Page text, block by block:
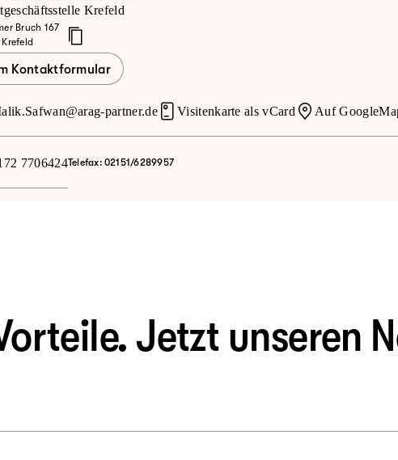
Krefeld
Bruch 167
Kontaktformular
partner.de Visitenkarte als vCard Auf
7706424Telefax: 02151/6289957
Jetzt unseren